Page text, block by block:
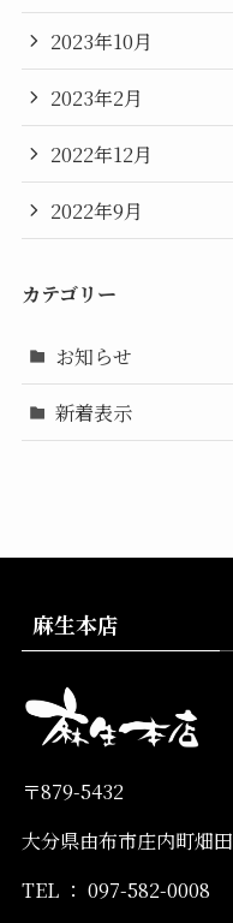
2023年10月
2023年2月
2022年12月
2022年9月
カテゴリー
お知らせ
新着表示
麻生本店
〒879-5432
大分県由布市庄内町畑田
TEL ： 097-582-0008